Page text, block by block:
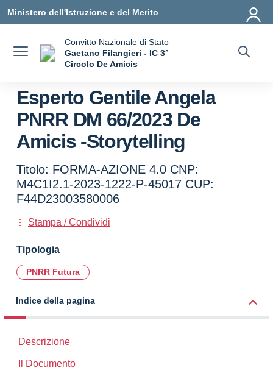
Ministero dell'Istruzione e del Merito
Convitto Nazionale di Stato
Gaetano Filangieri - IC 3°
Circolo De Amicis
Esperto Gentile Angela
PNRR DM 66/2023 De
Amicis -Storytelling
Titolo: FORMA-AZIONE 4.0 CNP:
M4C1I2.1-2023-1222-P-45017 CUP:
F44D23003580006
Stampa / Condividi
Tipologia
PNRR Futura
Indice della pagina
Descrizione
Il Documento